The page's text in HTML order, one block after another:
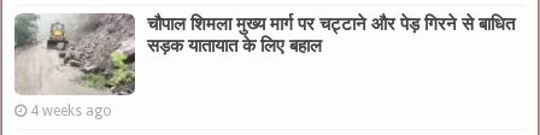
चौपाल शिमला मुख्य मार्ग पर चट्टाने और पेड़ गिरने से बाधित
सड़क यातायात के लिए बहाल
4 weeks ago